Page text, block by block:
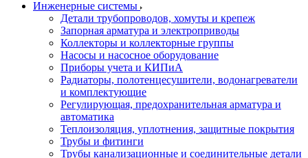
Инженерные системы
Детали трубопроводов, хомуты и крепеж
Запорная арматура и электроприводы
Коллекторы и коллекторные группы
Насосы и насосное оборудование
Приборы учета и КИПиА
Радиаторы, полотенцесушители, водонагреватели
и комплектующие
Регулирующая, предохранительная арматура и
автоматика
Теплоизоляция, уплотнения, защитные покрытия
Трубы и фитинги
Трубы канализационные и соединительные детали